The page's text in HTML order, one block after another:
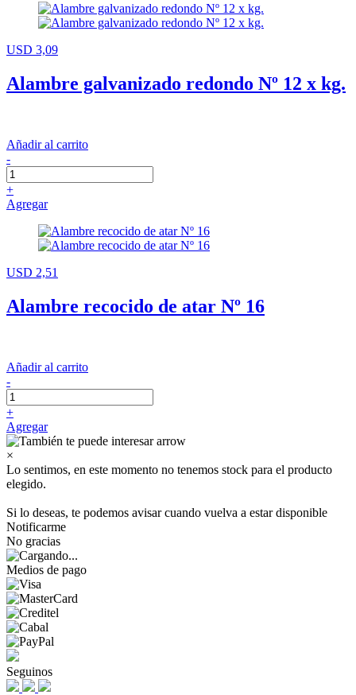
USD 3,09
Alambre galvanizado redondo Nº 12 x kg.
Añadir al carrito
-
+
Agregar
USD 2,51
Alambre recocido de atar Nº 16
Añadir al carrito
-
+
Agregar
×
Lo sentimos, en este momento no tenemos stock para el producto
elegido.
Si lo deseas, te podemos avisar cuando vuelva a estar disponible
Notificarme
No gracias
Medios de pago
Seguinos